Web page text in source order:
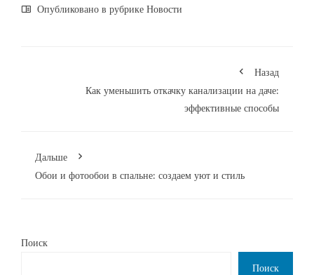
Опубликовано в рубрике Новости
Назад
Как уменьшить откачку канализации на даче:
эффективные способы
Дальше
Обои и фотообои в спальне: создаем уют и стиль
Поиск
Поиск